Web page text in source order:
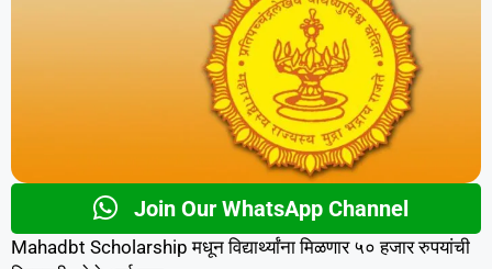
Join Our WhatsApp Channel
Mahadbt Scholarship मधून विद्यार्थ्यांना मिळणार ५० हजार रुपयांची